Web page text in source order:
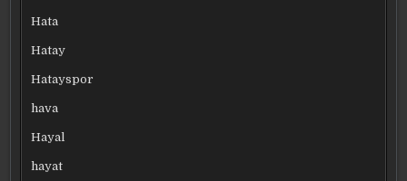
Hata
Hatay
Hatayspor
hava
Hayal
hayat